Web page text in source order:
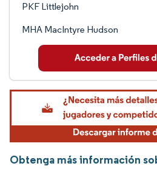
PKF Littlejohn
MHA MacIntyre Hudson
Obtenga más información